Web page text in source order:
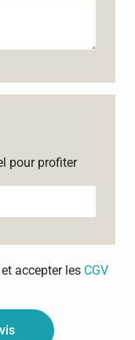
pour profiter
accepter les CGV